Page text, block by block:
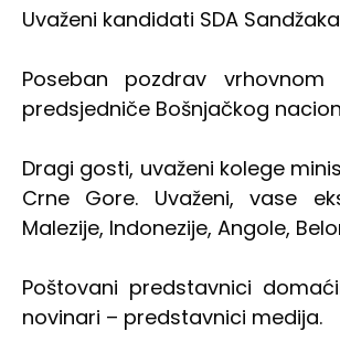
Uvaženi kandidati SDA
Poseban pozdrav
predsjedniče Bošnjačkog
Dragi gosti, uvaženi kolege
Crne Gore. Uvaženi, vase
Malezije, Indonezije, Angole,
Poštovani predstavnici
novinari – predstavnici medija.